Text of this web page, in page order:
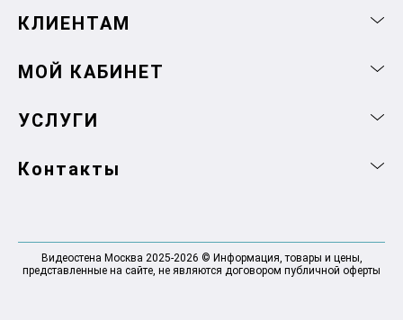
КЛИЕНТАМ
МОЙ КАБИНЕТ
УСЛУГИ
Контакты
Видеостена Москва 2025-2026 © Информация, товары и цены,
представленные на сайте, не являются договором публичной оферты